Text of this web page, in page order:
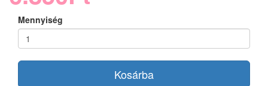
Mennyiség
Kosárba